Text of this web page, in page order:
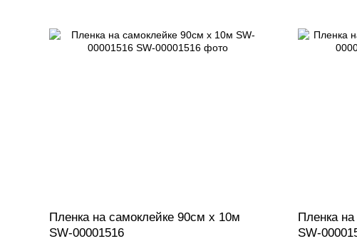
Пленка на самоклейке 90см х 10м
SW-00001516
Пленка
SW-